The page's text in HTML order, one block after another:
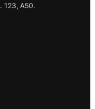
123, A50.